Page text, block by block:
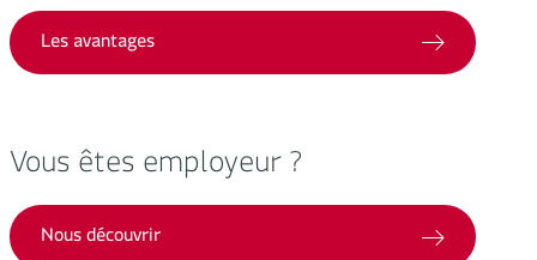
Les avantages
Vous êtes employeur ?
Nous découvrir